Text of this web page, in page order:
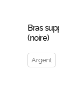
Bras
(noire)
Argent